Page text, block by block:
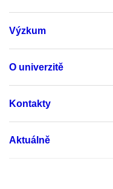
Výzkum
O univerzitě
Kontakty
Aktuálně